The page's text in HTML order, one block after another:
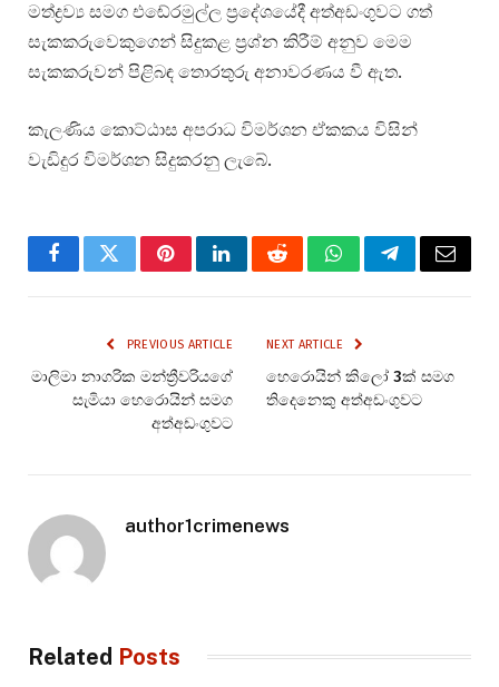
මත්ද්‍රව්‍ය සමග එඬේරමුල්ල ප්‍රදේශයේදී අත්අඩංගුවට ගත්
සැකකරුවෙකුගෙන් සිදුකළ ප්‍රශ්න කිරීම් අනුව මෙම
සැකකරුවන් පිළිබඳ තොරතුරු අනාවරණය වී ඇත.
කැලණිය කොට්ඨාස අපරාධ විමර්ශන ඒකකය විසින්
වැඩිදුර විමර්ශන සිදුකරනු ලැබේ.
FacebookTwitterPinterestLinkedInRedditWhatsAppTelegramEmail
PREVIOUS ARTICLE
මාලිමා නාගරික මන්ත්‍රීවරියගේ
සැමියා හෙරොයින් සමග
අත්අඩංගුවට
NEXT ARTICLE
හෙරොයින් කිලෝ 3ක් සමග
තිදෙනෙකු අත්අඩංගුවට
author1crimenews
Related Posts